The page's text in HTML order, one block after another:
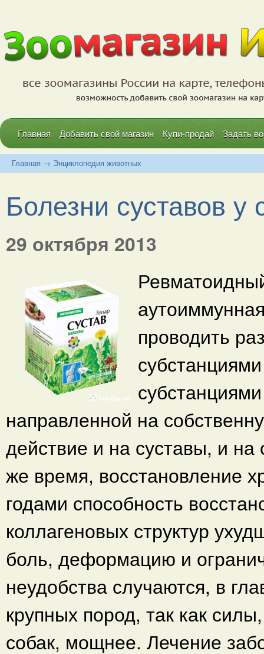
Главная Добавить свой магазин Купи-продай Задать
Главная → Энциклопедия животных
Болезни суставов у
29 октября 2013
проводить
направленной на
действие и на суставы, и
же время, восстановление
годами способность
коллагеновых структур
боль, деформацию и
неудобства случаются, в
крупных пород, так как
собак, мощнее. Лечение